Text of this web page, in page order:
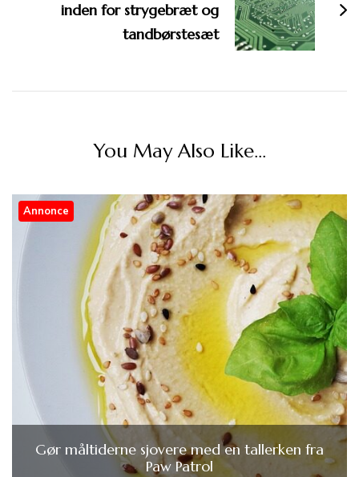
inden for strygebræt og
tandbørstesæt
You May Also Like...
Annonce
Gør måltiderne sjovere med en tallerken fra
Paw Patrol